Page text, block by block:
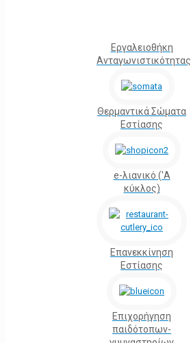
Εργαλειοθήκη
Ανταγωνιστικότητας
Θερμαντικά Σώματα
Εστίασης
e-λιανικό ('Α
κύκλος)
Επανεκκίνηση
Εστίασης
Επιχορήγηση
παιδότοπων-